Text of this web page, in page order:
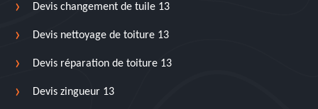
Devis changement de tuile 13
Devis nettoyage de toiture 13
Devis réparation de toiture 13
Devis zingueur 13